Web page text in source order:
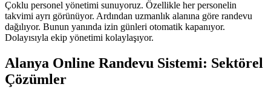
Çoklu personel yönetimi sunuyoruz. Özellikle her personelin
takvimi ayrı görünüyor. Ardından uzmanlık alanına göre randevu
dağılıyor. Bunun yanında izin günleri otomatik kapanıyor.
Dolayısıyla ekip yönetimi kolaylaşıyor.
Alanya Online Randevu Sistemi: Sektörel
Çözümler